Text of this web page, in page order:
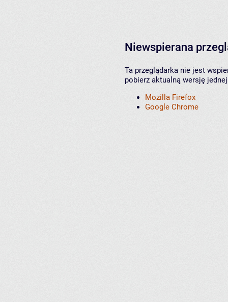
Niewspierana
Ta przeglądarka nie jest
pobierz aktualną wersję
Mozilla Firefox
Google Chrome